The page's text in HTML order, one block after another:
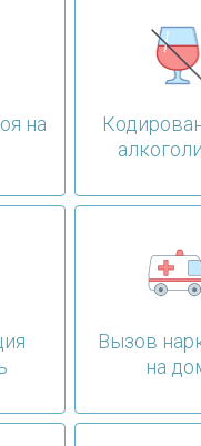
на
Вызов
на